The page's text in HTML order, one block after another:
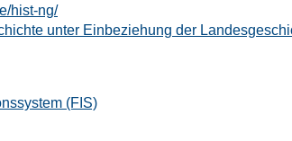
hist-ng/
unter Einbeziehung der
(FIS)